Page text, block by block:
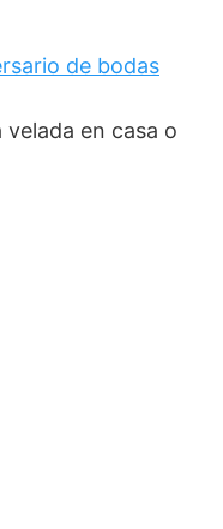
de bodas
velada en casa o